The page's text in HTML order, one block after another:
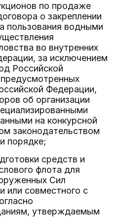
по продаже
о закреплении
пользования водными
во внутренних
за исключением
Российской
Федерации,
об организации
на конкурсной
законодательством
порядке;
средств и
флота для
Сил
или совместного с
утверждаемым